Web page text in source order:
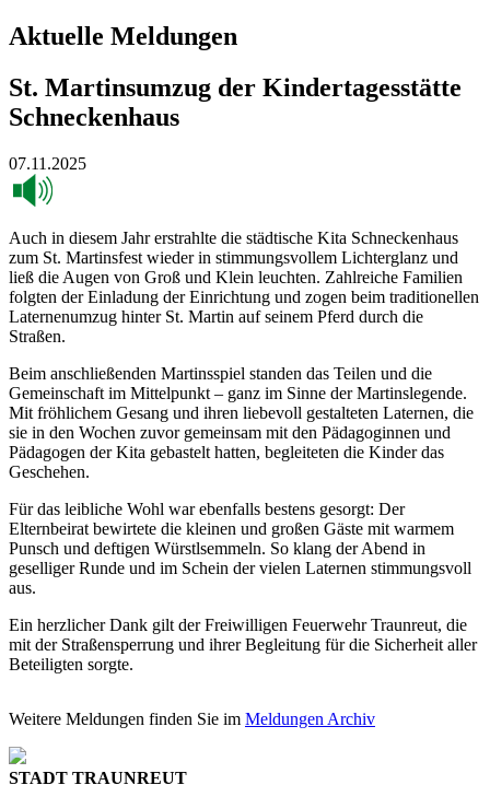
Aktuelle Meldungen
St. Martinsumzug der Kindertagesstätte
Schneckenhaus
07.11.2025
Auch in diesem Jahr erstrahlte die städtische Kita Schneckenhaus
zum St. Martinsfest wieder in stimmungsvollem Lichterglanz und
ließ die Augen von Groß und Klein leuchten. Zahlreiche Familien
folgten der Einladung der Einrichtung und zogen beim traditionellen
Laternenumzug hinter St. Martin auf seinem Pferd durch die
Straßen.
Beim anschließenden Martinsspiel standen das Teilen und die
Gemeinschaft im Mittelpunkt – ganz im Sinne der Martinslegende.
Mit fröhlichem Gesang und ihren liebevoll gestalteten Laternen, die
sie in den Wochen zuvor gemeinsam mit den Pädagoginnen und
Pädagogen der Kita gebastelt hatten, begleiteten die Kinder das
Geschehen.
Für das leibliche Wohl war ebenfalls bestens gesorgt: Der
Elternbeirat bewirtete die kleinen und großen Gäste mit warmem
Punsch und deftigen Würstlsemmeln. So klang der Abend in
geselliger Runde und im Schein der vielen Laternen stimmungsvoll
aus.
Ein herzlicher Dank gilt der Freiwilligen Feuerwehr Traunreut, die
mit der Straßensperrung und ihrer Begleitung für die Sicherheit aller
Beteiligten sorgte.
Weitere Meldungen finden Sie im Meldungen Archiv
STADT TRAUNREUT